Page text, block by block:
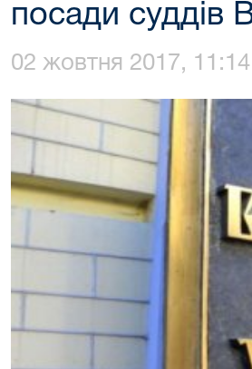
посади суддів
02 жовтня 2017, 11:14